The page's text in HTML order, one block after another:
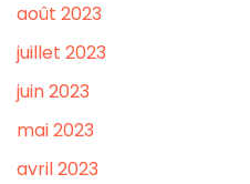
août 2023
juillet 2023
juin 2023
mai 2023
avril 2023